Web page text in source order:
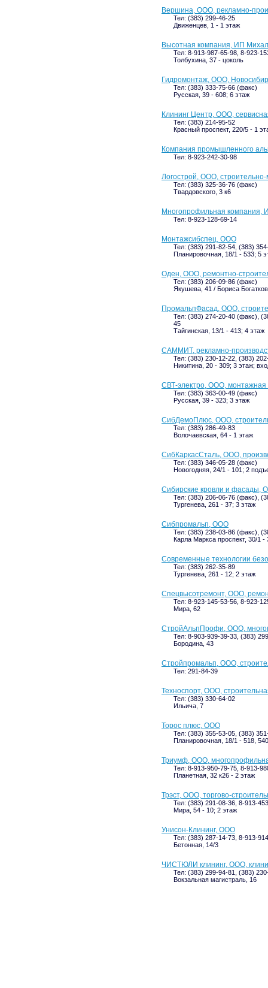
Вершина, ООО, рекламно-
Тел: (383) 299-46-25
Движенцев, 1 - 1 этаж
Высотная компания, ИП
Тел: 8-913-987-65-98, 8-923-
Толбухина, 37 - цоколь
Гидромонтаж, ООО,
Тел: (383) 333-75-66 (факс)
Русская, 39 - 608; 6 этаж
Клининг Центр, ООО,
Тел: (383) 214-95-52
Красный проспект, 220/5 - 1
Компания промышленного
Тел: 8-923-242-30-98
Логострой, ООО,
Тел: (383) 325-36-76 (факс)
Твардовского, 3 к6
Многопрофильная компания,
Тел: 8-923-128-69-14
Монтажсибспец, ООО
Тел: (383) 291-82-54, (383)
Планировочная, 18/1 - 533; 5
Оден, ООО, ремонтно-
Тел: (383) 206-09-86 (факс)
Якушева, 41 / Бориса
ПромальпФасад, ООО,
Тел: (383) 274-20-40 (факс),
45
Тайгинская, 13/1 - 413; 4 этаж
САММИТ, рекламно-
Тел: (383) 230-12-22, (383)
Никитина, 20 - 309; 3 этаж;
СВТ-электро, ООО, монтажная
Тел: (383) 363-00-49 (факс)
Русская, 39 - 323; 3 этаж
СибДемоПлюс, ООО,
Тел: (383) 286-49-83
Волочаевская, 64 - 1 этаж
СибКаркасСталь, ООО,
Тел: (383) 346-05-28 (факс)
Новогодняя, 24/1 - 101; 2
Сибирские кровли и фасады,
Тел: (383) 206-06-76 (факс),
Тургенева, 261 - 37; 3 этаж
Сибпромальп, ООО
Тел: (383) 238-03-86 (факс),
Карла Маркса проспект, 30/1 -
Современные технологии
Тел: (383) 262-35-89
Тургенева, 261 - 12; 2 этаж
Спецвысотремонт, ООО,
Тел: 8-923-145-53-56, 8-923-
Мира, 62
СтройАльпПрофи, ООО,
Тел: 8-903-939-39-33, (383)
Бородина, 43
Стройпромальп, ООО,
Тел: 291-84-39
Техноспорт, ООО,
Тел: (383) 330-64-02
Ильича, 7
Торос плюс, ООО
Тел: (383) 355-53-05, (383)
Планировочная, 18/1 - 518,
Триумф, ООО,
Тел: 8-913-950-79-75, 8-913-
Планетная, 32 к26 - 2 этаж
Трэст, ООО, торгово-
Тел: (383) 291-08-36, 8-913-
Мира, 54 - 10; 2 этаж
Унисон-Клининг, ООО
Тел: (383) 287-14-73, 8-913-
Бетонная, 14/3
ЧИСТЮЛИ клининг, ООО,
Тел: (383) 299-94-81, (383)
Вокзальная магистраль, 16